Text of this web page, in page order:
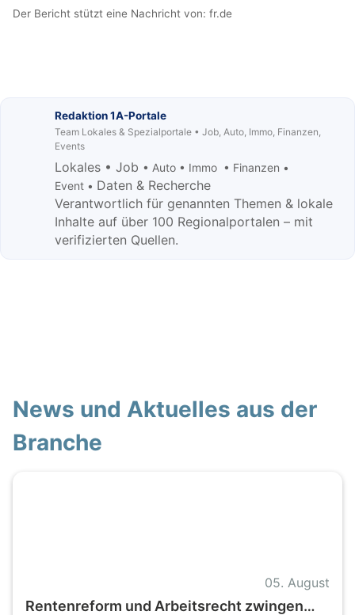
Der Bericht stützt eine Nachricht von: fr.de
Redaktion 1A-Portale
Team Lokales & Spezialportale • Job, Auto, Immo, Finanzen,
Events
Lokales • Job • Auto • Immo • Finanzen •
Event • Daten & Recherche
Verantwortlich für genannten Themen & lokale
Inhalte auf über 100 Regionalportalen – mit
verifizierten Quellen.
News und Aktuelles aus der
Branche
05. August
Rentenreform und Arbeitsrecht zwingen